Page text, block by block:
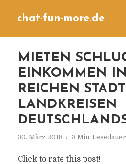
chat-fun-more.de
MIETEN
EINKOMMEN
REICHEN
LANDKREISEN
30. März 2018 3 Min. Lesedauer
Click to rate this post!